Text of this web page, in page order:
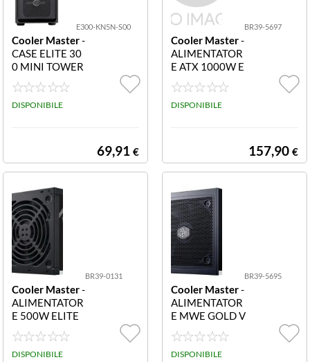
E300-KN5N-S00
Cooler Master-
CASE ELITE 30
0 MINI TOWER
MATX - NERO E
300-KN5N-S00
DISPONIBILE
69,91 €
BR39-5697
Cooler Master-
ALIMENTATOR
E ATX 1000W E
LITE GOLD 100
0 MPW-A001-A
FAG-BEU 1000
DISPONIBILE
157,90 €
BR39-0131
Cooler Master-
ALIMENTATOR
E 500W ELITE
NEX N500 240
V PFC ATTIVO
1-FAN 120MM
DISPONIBILE
BR39-5695
Cooler Master-
ALIMENTATOR
E MWE GOLD V
3, 850W 80+ G
OLD, CYBENET
ICS FULL MOD
DISPONIBILE